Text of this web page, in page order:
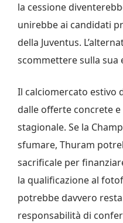
la cessione
unirebbe ai candidati
della Juventus.
scommettere sulla sua
Il calciomercato estivo
dalle offerte concrete
stagionale. Se la
sfumare, Thuram
sacrificale per
la qualificazione al
potrebbe davvero
responsabilità di